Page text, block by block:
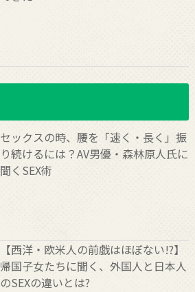
セックスの時、腰を「速く・長く」振
り続けるには？AV男優・森林原人氏に
聞くSEX術
【西洋・欧米人の前戯はほぼない!?】
帰国子女たちに聞く、外国人と日本人
のSEXの違いとは?